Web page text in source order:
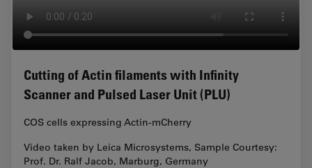
Cutting of Actin filaments with Infinity
Scanner and Pulsed Laser Unit (PLU)
COS cells expressing Actin-mCherry
Video taken by Leica Microsystems, Sample Courtesy:
Prof. Dr. Ralf Jacob, Marburg, Germany